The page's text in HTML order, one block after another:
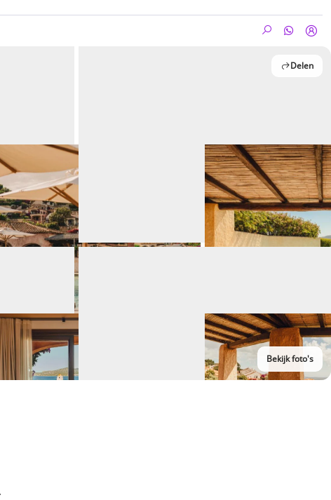
Bekijk foto's
Delen